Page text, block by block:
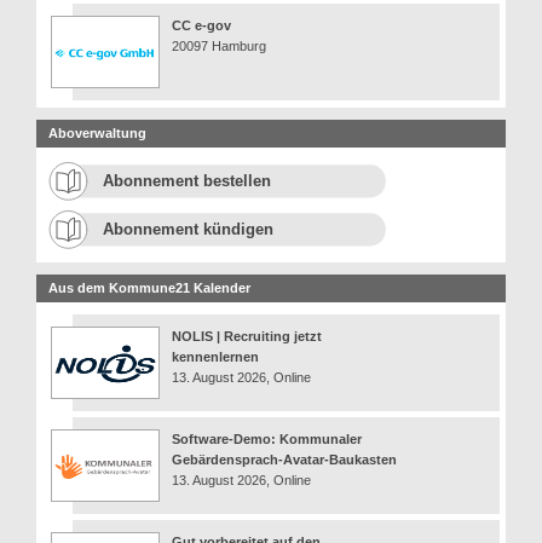
CC e-gov
20097 Hamburg
Aboverwaltung
Abonnement bestellen
Abonnement kündigen
Aus dem Kommune21 Kalender
NOLIS | Recruiting jetzt
kennenlernen
13. August 2026, Online
Software-Demo: Kommunaler
Gebärdensprach-Avatar-Baukasten
13. August 2026, Online